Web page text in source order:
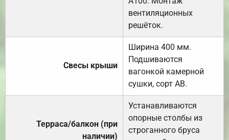
вентиляционных
решёток.
Свесы крыши
Ширина 400 мм.
Подшиваются
вагонкой камерной
сушки, сорт АВ.
Терраса/балкон (при
наличии)
Устанавливаются
опорные столбы из
строганного бруса